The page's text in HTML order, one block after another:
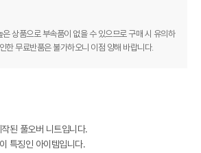
상품으로 부속품이 없을 수 있으므로 구매 시 유의하
한 무료반품은 불가하오니 이점 양해 바랍니다.
된 풀오버 니트입니다.
특징인 아이템입니다.